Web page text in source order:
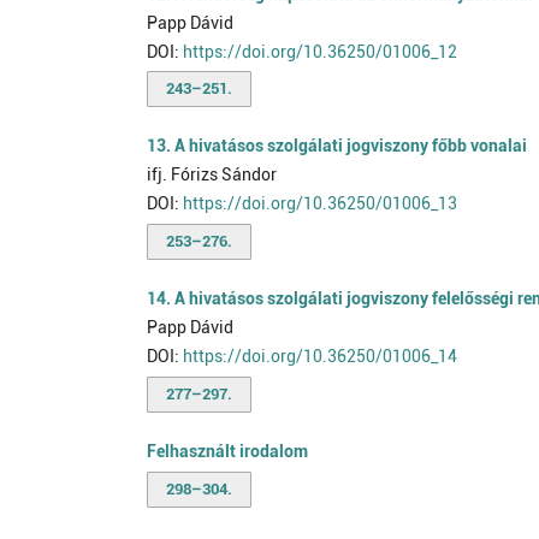
Papp Dávid
DOI: https://doi.org/10.36250/01006_12
243–251.
13. A hivatásos szolgálati jogviszony főbb vonalai
ifj. Fórizs Sándor
DOI: https://doi.org/10.36250/01006_13
253–276.
14. A hivatásos szolgálati jogviszony felelősségi
Papp Dávid
DOI: https://doi.org/10.36250/01006_14
277–297.
Felhasznált irodalom
298–304.